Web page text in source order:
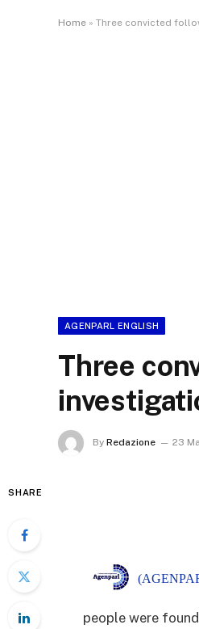
Home » Three convicted
AGENPARL ENGLISH
Three
By Redazione 23
SHARE
people were